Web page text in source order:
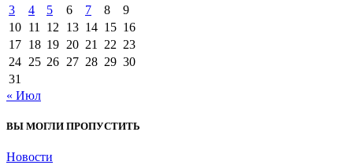
3
4 5 6 7 8
9
10 11 12 13 14 15 16
17 18 19 20 21 22 23
24 25 26 27 28 29 30
31
« Июл
ВЫ МОГЛИ ПРОПУСТИТЬ
Новости